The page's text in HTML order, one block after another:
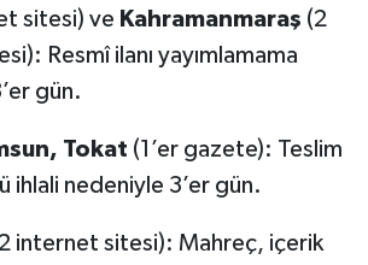
sitesi) ve Kahramanmaraş (2
Resmî ilanı yayımlamama
gün.
Tokat (1’er gazete): Teslim
ihlali nedeniyle 3’er gün.
internet sitesi): Mahreç, içerik